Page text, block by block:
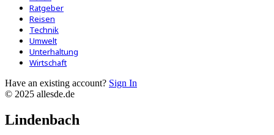
Ratgeber
Reisen
Technik
Umwelt
Unterhaltung
Wirtschaft
Have an existing account? Sign In
© 2025 allesde.de
Lindenbach